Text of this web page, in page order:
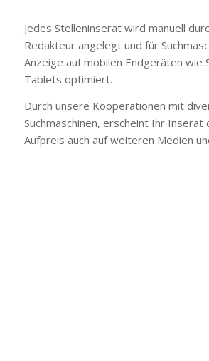
Jedes Stelleninserat wird manuell
Redakteur angelegt und für
Anzeige auf mobilen Endgeräten wie
Tablets optimiert.
Durch unsere Kooperationen mit
Suchmaschinen, erscheint Ihr Inserat
Aufpreis auch auf weiteren Medien